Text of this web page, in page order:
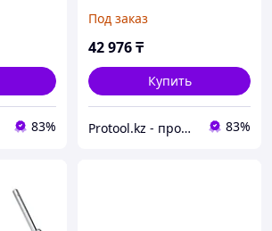
83%
Под заказ
42 976₸
Купить
Protool.kz - продажа электроинструмента, ручные строительные и садовые инструменты 83%